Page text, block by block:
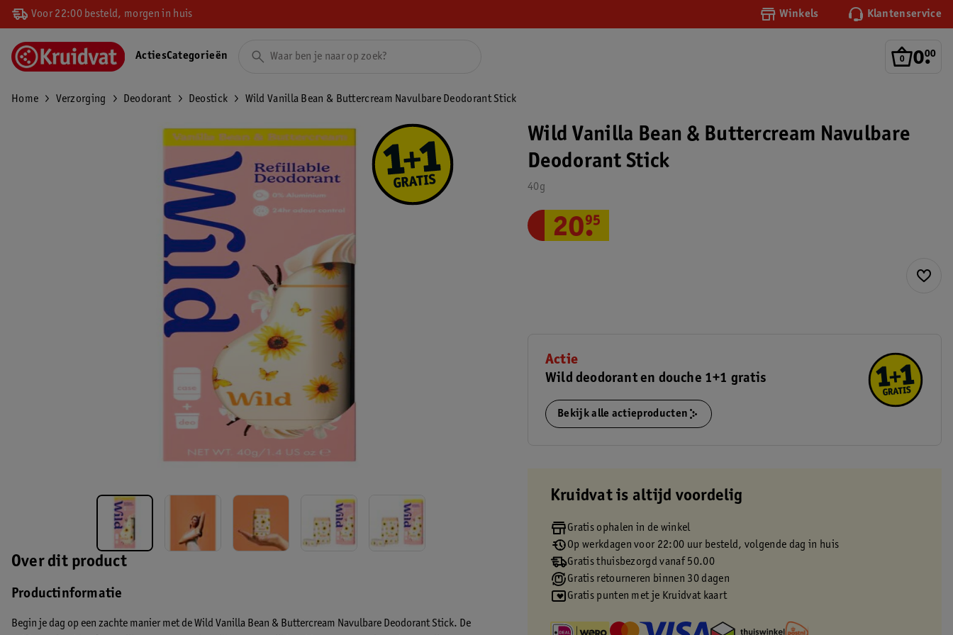
Voor 22:00 besteld, morgen in huis Winkels Klantenservice
0.
00
ActiesCategorieën
Home Verzorging Deodorant Deostick Wild Vanilla Bean & Buttercream Navulbare Deodorant Stick
Over dit product
Productinformatie
Begin je dag op een zachte manier met de Wild Vanilla Bean & Buttercream Navulbare Deodorant Stick. De
Wild Vanilla Bean & Buttercream Navulbare
Deodorant Stick
40g
20.
95
Actie
Wild deodorant en douche 1+1 gratis
Bekijk alle actieproducten
Kruidvat is altijd voordelig
Gratis ophalen in de winkel
Op werkdagen voor 22:00 uur besteld, volgende dag in huis
Gratis thuisbezorgd vanaf 50.00
Gratis retourneren binnen 30 dagen
Gratis punten met je Kruidvat kaart